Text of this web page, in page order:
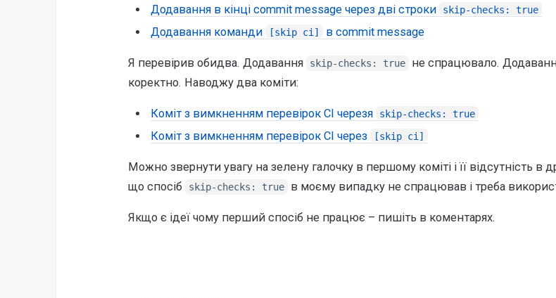
Додавання в кінці commit message через дві строки skip-checks: true
Додавання команди [skip ci] в commit message
Я перевірив обидва. Додавання skip-checks: true не спрацювало.
коректно. Наводжу два коміти:
Коміт з вимкненням перевірок CI черезя skip-checks: true
Коміт з вимкненням перевірок CI через [skip ci]
Можно звернути увагу на зелену галочку в першому коміті і її відсутність в
що спосіб
skip-checks: true в моєму випадку не спрацював і треба
Якщо є ідеї чому перший спосіб не працює – пишіть в коментарях.